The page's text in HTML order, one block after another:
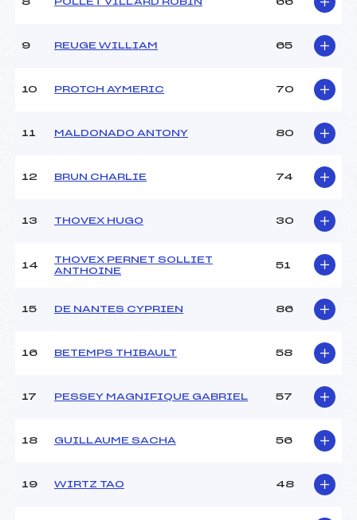
Neige :
37
12H00
Ouvreurs A :
GUADAGNINI PAROIS
Ouvreurs B :
DENERIAZ (MB)
Ouvreurs C :
PACCARD (MB)
Ouvreurs E :
Pénalité appliquée :
152.6100
8 POLLET VILLARD ROBIN 66
9 REUGE WILLIAM 65
10 PROTCH AYMERIC 70
11 MALDONADO ANTONY 80
12 BRUN CHARLIE 74
13 THOVEX HUGO 30
14
THOVEX PERNET SOLLIET
ANTHOINE
51
15 DE NANTES CYPRIEN 86
16 BETEMPS THIBAULT 58
17 PESSEY MAGNIFIQUE GABRIEL 57
18 GUILLAUME SACHA 56
19 WIRTZ TAO 48